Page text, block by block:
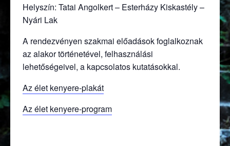
Helyszín: Tatai Angolkert – Esterházy Kiskastély –
Nyári Lak
A rendezvényen szakmai előadások foglalkoznak
az alakor történetével, felhasználási
lehetőségeivel, a kapcsolatos kutatásokkal.
Az élet kenyere-plakát
Az élet kenyere-program